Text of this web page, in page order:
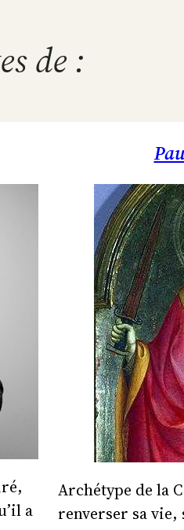
de :
a
Archétype de la
renverser sa vie,